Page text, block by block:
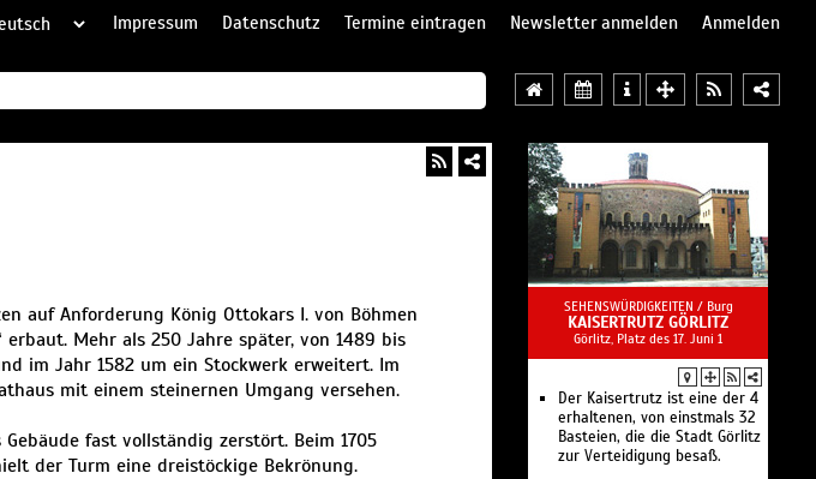
Impressum Datenschutz Termine eintragen Newsletter anmelden
Anmelden
auf Anforderung König Ottokars I. von Böhmen
Mehr als 250 Jahre später, von 1489 bis
im Jahr 1582 um ein Stockwerk erweitert. Im
mit einem steinernen Umgang versehen.
fast vollständig zerstört. Beim 1705
der Turm eine dreistöckige Bekrönung.
SEHENSWÜRDIGKEITEN / Burg
KAISERTRUTZ GÖRLITZ
Görlitz, Platz des 17. Juni 1
Der Kaisertrutz ist eine der 4
erhaltenen, von einstmals 32
Basteien, die die Stadt Görlitz
zur Verteidigung besaß.